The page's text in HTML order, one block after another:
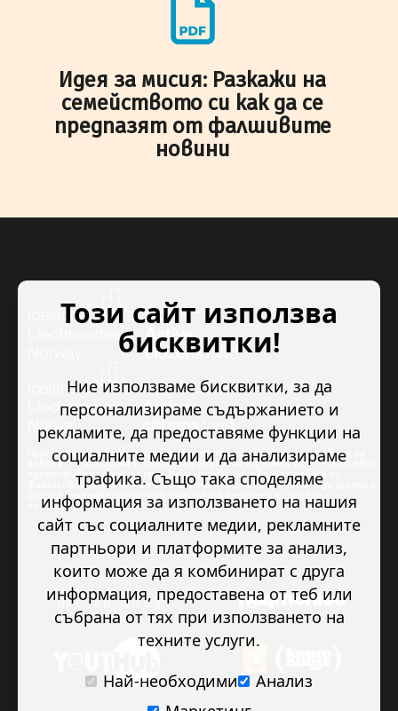
Идея за мисия: Разкажи на
семейството си как да се
предпазят от фалшивите
новини
Проектът “Младежкото доброволчество в подкрепа на правата на
човека” се изпълнява с финансова подкрепа в размер на 89 978.50 евро,
предоставена от Исландия, Лихтенщайн и Норвегия по линия на
Финансовия механизъм на ЕИП. Основната цел на проекта е да укрепи и
развие младежкото доброволчество в подкрепа на правата на
човека.
Този сайт използва
бисквитки!
Ние използваме бисквитки, за да
персонализираме съдържанието и
рекламите, да предоставяме функции на
социалните медии и да анализираме
трафика. Също така споделяме
информация за използването на нашия
сайт със социалните медии, рекламните
партньори и платформите за анализ,
които може да я комбинират с друга
информация, предоставена от теб или
събрана от тях при използването на
техните услуги.
Най-необходими
Анализ